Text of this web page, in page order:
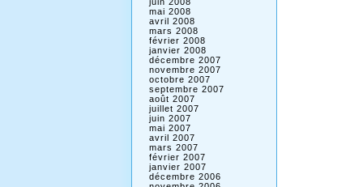
mai 2008
avril 2008
mars 2008
février 2008
janvier 2008
décembre 2007
novembre 2007
octobre 2007
septembre 2007
août 2007
juillet 2007
juin 2007
mai 2007
avril 2007
mars 2007
février 2007
janvier 2007
décembre 2006